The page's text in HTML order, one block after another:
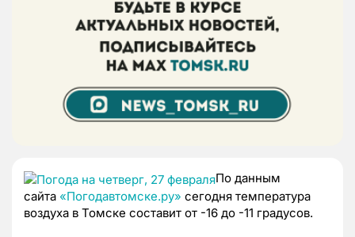
По данным
сайта «Погодавтомске.ру» сегодня температура
воздуха в Томске составит от -16 до -11 градусов.